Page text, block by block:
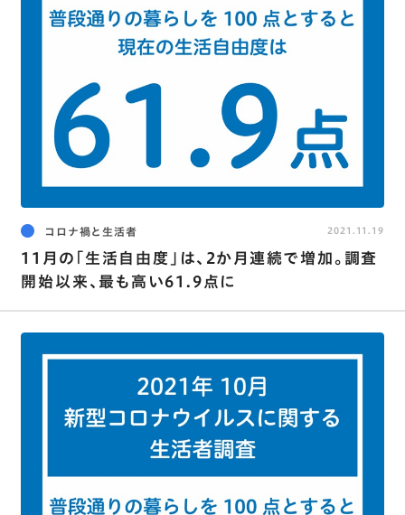
コロナ禍と生活者
11月の｢生活自由度｣は､2か月連続で増加。調査
開始以来､最も高い61.9点に
2021.11.19